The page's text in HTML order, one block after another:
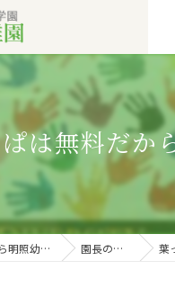
は無料だか
文京区の幼稚園なら明照幼稚園 園長の徒然 葉